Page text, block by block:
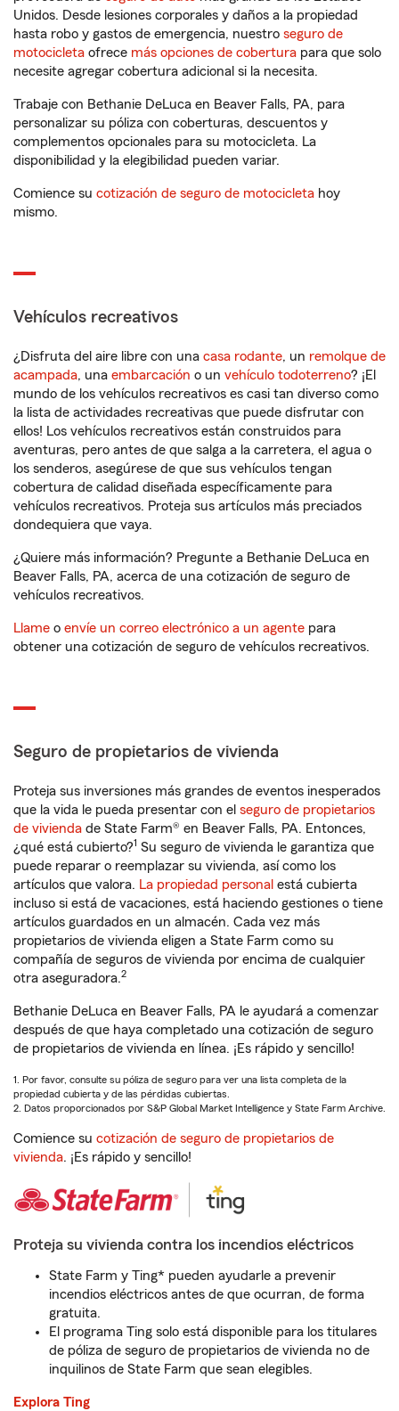
Unidos. Desde lesiones corporales y daños a la propiedad
hasta robo y gastos de emergencia, nuestro seguro de
motocicleta ofrece más opciones de cobertura para que solo
necesite agregar cobertura adicional si la necesita.
Trabaje con Bethanie DeLuca en Beaver Falls, PA, para
personalizar su póliza con coberturas, descuentos y
complementos opcionales para su motocicleta. La
disponibilidad y la elegibilidad pueden variar.
Comience su cotización de seguro de motocicleta hoy
mismo.
Vehículos recreativos
¿Disfruta del aire libre con una casa rodante, un remolque de
acampada, una embarcación o un vehículo todoterreno? ¡El
mundo de los vehículos recreativos es casi tan diverso como
la lista de actividades recreativas que puede disfrutar con
ellos! Los vehículos recreativos están construidos para
aventuras, pero antes de que salga a la carretera, el agua o
los senderos, asegúrese de que sus vehículos tengan
cobertura de calidad diseñada específicamente para
vehículos recreativos. Proteja sus artículos más preciados
dondequiera que vaya.
¿Quiere más información? Pregunte a Bethanie DeLuca en
Beaver Falls, PA, acerca de una cotización de seguro de
vehículos recreativos.
Llame o envíe un correo electrónico a un agente para
obtener una cotización de seguro de vehículos recreativos.
Seguro de propietarios de vivienda
Proteja sus inversiones más grandes de eventos inesperados
que la vida le pueda presentar con el seguro de propietarios
de vivienda de State Farm® en Beaver Falls, PA. Entonces,
¿qué está cubierto?1 Su seguro de vivienda le garantiza que
puede reparar o reemplazar su vivienda, así como los
artículos que valora. La propiedad personal está cubierta
incluso si está de vacaciones, está haciendo gestiones o tiene
artículos guardados en un almacén. Cada vez más
propietarios de vivienda eligen a State Farm como su
compañía de seguros de vivienda por encima de cualquier
otra aseguradora.2
Bethanie DeLuca en Beaver Falls, PA le ayudará a comenzar
después de que haya completado una cotización de seguro
de propietarios de vivienda en línea. ¡Es rápido y sencillo!
1. Por favor, consulte su póliza de seguro para ver una lista completa de la
propiedad cubierta y de las pérdidas cubiertas.
2. Datos proporcionados por S&P Global Market Intelligence y State Farm Archive.
Comience su cotización de seguro de propietarios de
vivienda. ¡Es rápido y sencillo!
Proteja su vivienda contra los incendios eléctricos
State Farm y Ting* pueden ayudarle a prevenir
incendios eléctricos antes de que ocurran, de forma
gratuita.
El programa Ting solo está disponible para los titulares
de póliza de seguro de propietarios de vivienda no de
inquilinos de State Farm que sean elegibles.
Explora Ting